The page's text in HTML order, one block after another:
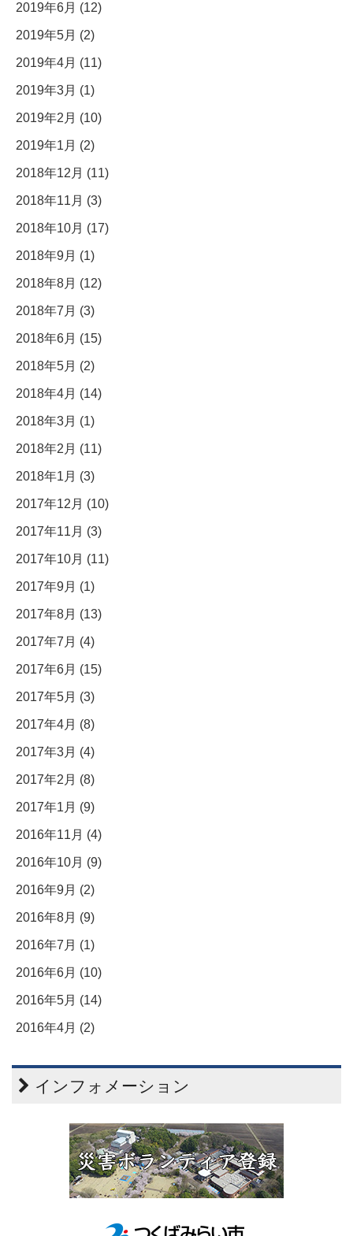
2019年6月 (12)
2019年5月 (2)
2019年4月 (11)
2019年3月 (1)
2019年2月 (10)
2019年1月 (2)
2018年12月 (11)
2018年11月 (3)
2018年10月 (17)
2018年9月 (1)
2018年8月 (12)
2018年7月 (3)
2018年6月 (15)
2018年5月 (2)
2018年4月 (14)
2018年3月 (1)
2018年2月 (11)
2018年1月 (3)
2017年12月 (10)
2017年11月 (3)
2017年10月 (11)
2017年9月 (1)
2017年8月 (13)
2017年7月 (4)
2017年6月 (15)
2017年5月 (3)
2017年4月 (8)
2017年3月 (4)
2017年2月 (8)
2017年1月 (9)
2016年11月 (4)
2016年10月 (9)
2016年9月 (2)
2016年8月 (9)
2016年7月 (1)
2016年6月 (10)
2016年5月 (14)
2016年4月 (2)
インフォメーション